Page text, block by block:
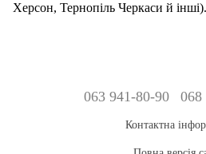
Херсон, Тернопіль Черкаси й інші).
063 941-80-90 068
Контактна